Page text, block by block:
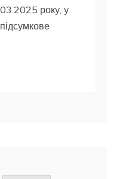
року, у